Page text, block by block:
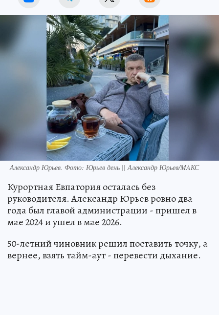
Александр Юрьев. Фото: Юрьев день || Александр Юрьев/MAКС
Курортная Евпатория осталась без
руководителя. Александр Юрьев ровно два
года был главой администрации - пришел в
мае 2024 и ушел в мае 2026.
50-летний чиновник решил поставить точку, а
вернее, взять тайм-аут - перевести дыхание.